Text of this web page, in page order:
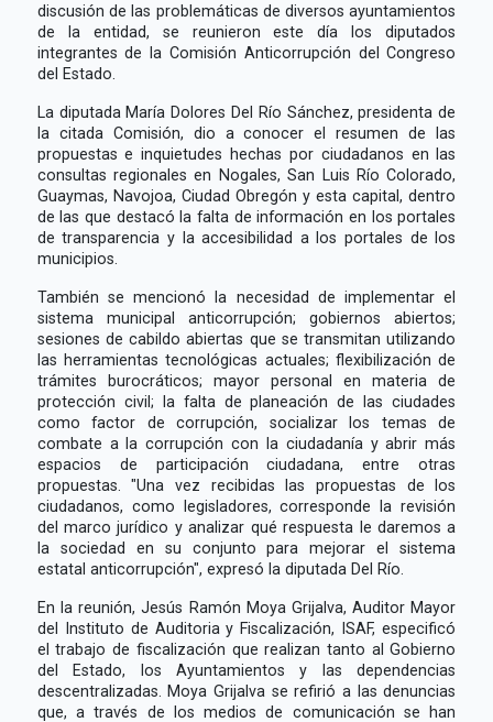
discusión de las problemáticas de diversos ayuntamientos
de la entidad, se reunieron este día los diputados
integrantes de la Comisión Anticorrupción del Congreso
del Estado.
La diputada María Dolores Del Río Sánchez, presidenta de
la citada Comisión, dio a conocer el resumen de las
propuestas e inquietudes hechas por ciudadanos en las
consultas regionales en Nogales, San Luis Río Colorado,
Guaymas, Navojoa, Ciudad Obregón y esta capital, dentro
de las que destacó la falta de información en los portales
de transparencia y la accesibilidad a los portales de los
municipios.
También se mencionó la necesidad de implementar el
sistema municipal anticorrupción; gobiernos abiertos;
sesiones de cabildo abiertas que se transmitan utilizando
las herramientas tecnológicas actuales; flexibilización de
trámites burocráticos; mayor personal en materia de
protección civil; la falta de planeación de las ciudades
como factor de corrupción, socializar los temas de
combate a la corrupción con la ciudadanía y abrir más
espacios de participación ciudadana, entre otras
propuestas. "Una vez recibidas las propuestas de los
ciudadanos, como legisladores, corresponde la revisión
del marco jurídico y analizar qué respuesta le daremos a
la sociedad en su conjunto para mejorar el sistema
estatal anticorrupción", expresó la diputada Del Río.
En la reunión, Jesús Ramón Moya Grijalva, Auditor Mayor
del Instituto de Auditoria y Fiscalización, ISAF, especificó
el trabajo de fiscalización que realizan tanto al Gobierno
del Estado, los Ayuntamientos y las dependencias
descentralizadas. Moya Grijalva se refirió a las denuncias
que, a través de los medios de comunicación se han